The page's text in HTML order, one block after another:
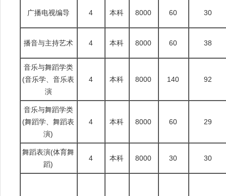
广播电视编导 4 本科 8000 60 30
播音与主持艺术 4 本科 8000 60 38
音乐与舞蹈学类
(音乐学、音乐表
演
4 本科 8000 140 92
音乐与舞蹈学类
(舞蹈学、舞蹈表
演)
4 本科 8000 60 29
舞蹈表演(体育舞
蹈)
4 本科 8000 30 30